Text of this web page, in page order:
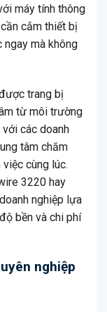
máy tính thông
cắm thiết bị
ngay mà không
trang bị
từ môi trường
các doanh
tâm chăm
cùng lúc.
3220 hay
nghiệp lựa
bền và chi phí
nghiệp